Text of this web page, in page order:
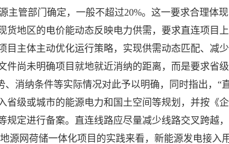
主管部门确定，一般不超过20%。这一要求合理体
货地区的电价能动态反映电力供需，要求直连项目
目主体主动优化运行策略，实现供需动态匹配、减
件尚未明确项目就地就近消纳的距离，而是要求省
、消纳条件等实际情况对此予以明确，同时指出，“
省级或城市的能源电力和国土空间等规划，并按《
规定进行备案。直连线路应尽量减少线路交叉跨越
源网荷储一体化项目的实践来看，新能源发电接入